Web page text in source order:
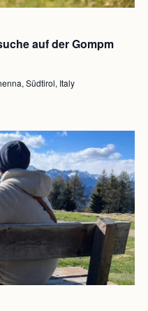
auf der Gompm
Südtirol, Italy